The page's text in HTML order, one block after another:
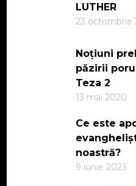
LUTHER
23 octombrie
Noțiuni
păzirii
Teza 2
13 mai 2020
Ce este
noastră?
9 iunie 2023